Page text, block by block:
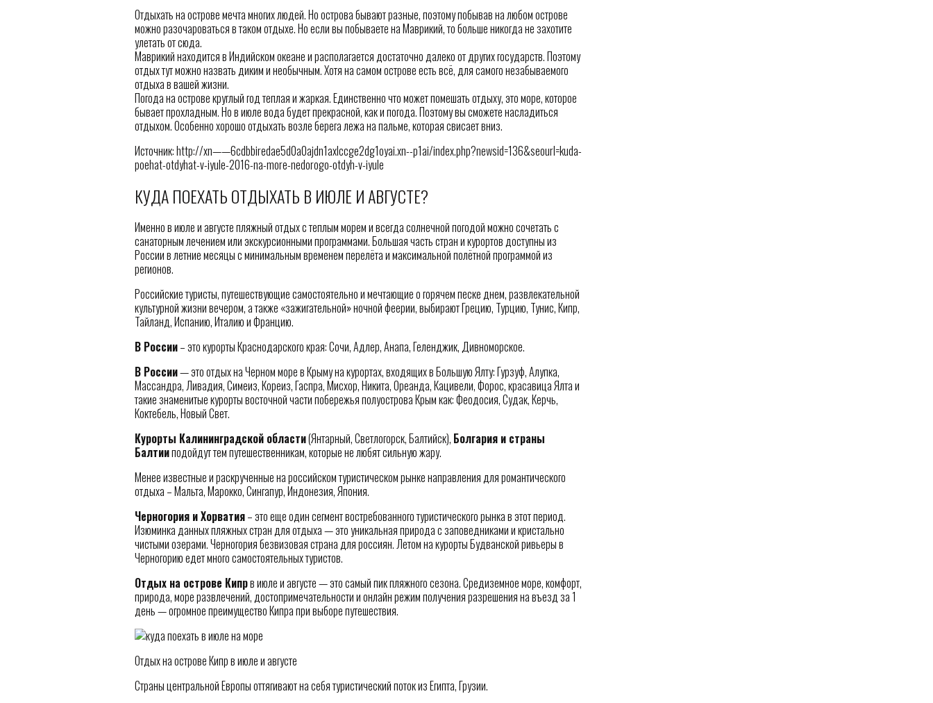
Отдыхать на острове мечта многих людей. Но острова бывают разные, поэтому побывав на любом острове
можно разочароваться в таком отдыхе. Но если вы побываете на Маврикий, то больше никогда не захотите
улетать от сюда.
Маврикий находится в Индийском океане и располагается достаточно далеко от других государств. Поэтому
отдых тут можно назвать диким и необычным. Хотя на самом острове есть всё, для самого незабываемого
отдыха в вашей жизни.
Погода на острове круглый год теплая и жаркая. Единственно что может помешать отдыху, это море, которое
бывает прохладным. Но в июле вода будет прекрасной, как и погода. Поэтому вы сможете насладиться
отдыхом. Особенно хорошо отдыхать возле берега лежа на пальме, которая свисает вниз.
Источник: http://xn——6cdbbiredae5d0a0ajdn1axlccge2dg1oyai.xn--p1ai/index.php?newsid=136&seourl=kuda-
poehat-otdyhat-v-iyule-2016-na-more-nedorogo-otdyh-v-iyule
КУДА ПОЕХАТЬ ОТДЫХАТЬ В ИЮЛЕ И АВГУСТЕ?
Именно в июле и августе пляжный отдых с теплым морем и всегда солнечной погодой можно сочетать с
санаторным лечением или экскурсионными программами. Большая часть стран и курортов доступны из
России в летние месяцы с минимальным временем перелёта и максимальной полётной программой из
регионов.
Российские туристы, путешествующие самостоятельно и мечтающие о горячем песке днем, развлекательной
культурной жизни вечером, а также «зажигательной» ночной феерии, выбирают Грецию, Турцию, Тунис, Кипр,
Тайланд, Испанию, Италию и Францию.
В России– это курорты Краснодарского края: Сочи, Адлер, Анапа, Геленджик, Дивноморское.
В России— это отдых на Черном море в Крыму на курортах, входящих в Большую Ялту: Гурзуф, Алупка,
Массандра, Ливадия, Симеиз, Кореиз, Гаспра, Мисхор, Никита, Ореанда, Кацивели, Форос, красавица Ялта и
такие знаменитые курорты восточной части побережья полуострова Крым как: Феодосия, Судак, Керчь,
Коктебель, Новый Свет.
Курорты Калининградской области(Янтарный, Светлогорск, Балтийск), Болгария и страны
Балтииподойдут тем путешественникам, которые не любят сильную жару.
Менее известные и раскрученные на российском туристическом рынке направления для романтического
отдыха – Мальта, Марокко, Сингапур, Индонезия, Япония.
Черногория и Хорватия– это еще один сегмент востребованного туристического рынка в этот период.
Изюминка данных пляжных стран для отдыха — это уникальная природа с заповедниками и кристально
чистыми озерами. Черногория безвизовая страна для россиян. Летом на курорты Будванской ривьеры в
Черногорию едет много самостоятельных туристов.
Отдых на острове Кипрв июле и августе — это самый пик пляжного сезона. Средиземное море, комфорт,
природа, море развлечений, достопримечательности и онлайн режим получения разрешения на въезд за 1
день — огромное преимущество Кипра при выборе путешествия.
Отдых на острове Кипр в июле и августе
Страны центральной Европы оттягивают на себя туристический поток из Египта, Грузии.